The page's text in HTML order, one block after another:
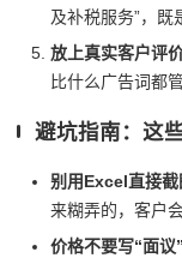
及补税服务”，既
放上真实客户评
比什么广告词都管
避坑指南：这
别用Excel直接截
来糊弄的，客户
价格不要写“面议”